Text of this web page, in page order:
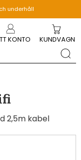
underhåll
KONTO KUNDVAGN
2,5m kabel